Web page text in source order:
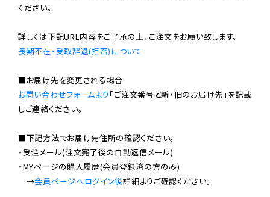
ください。
長期不在・受取辞退(拒否)について
お問い合わせフォームより 「ご注文番号と新・旧のお届け先」を記載
しご連絡ください。
■下記方法でお届け先住所の確認ください。
・受注メール(注文完了後の自動返信メール)
・MYページの購入履歴(会員登録済の方のみ)
→会員ページへログイン後詳細よりご確認ください。